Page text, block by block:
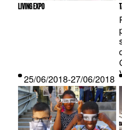
LIVING EXPO
25/06/2018-27/06/2018